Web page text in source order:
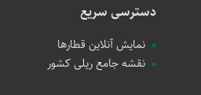
دسترسی سریع
نمایش آنلاین قطارها
نقشه جامع ریلی کشور